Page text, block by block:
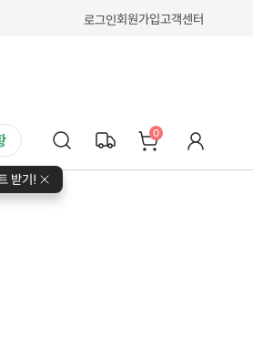
로그인회원가입고객센터
받기!
0